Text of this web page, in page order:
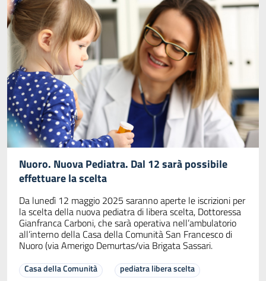
Nuoro. Nuova Pediatra. Dal 12 sarà possibile
effettuare la scelta
Da lunedì 12 maggio 2025 saranno aperte le iscrizioni per
la scelta della nuova pediatra di libera scelta, Dottoressa
Gianfranca Carboni, che sarà operativa nell’ambulatorio
all’interno della Casa della Comunità San Francesco di
Nuoro (via Amerigo Demurtas/via Brigata Sassari.
Casa della Comunità pediatra libera scelta